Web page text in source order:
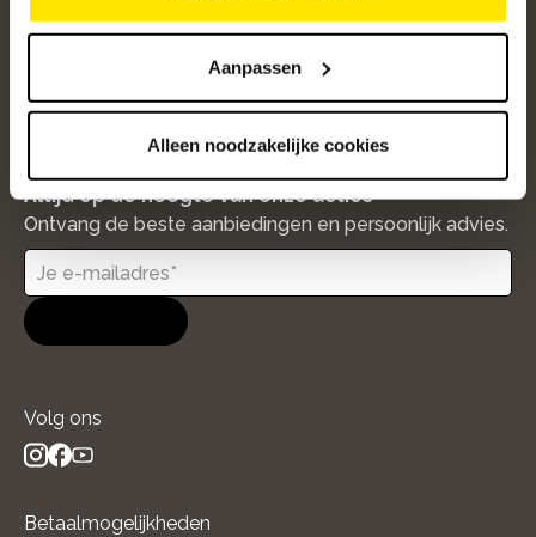
Aanpassen
Alleen noodzakelijke cookies
4.8/5
Altijd op de hoogte van onze acties
Ontvang de beste aanbiedingen en persoonlijk advies.
Volg ons
Betaalmogelijkheden